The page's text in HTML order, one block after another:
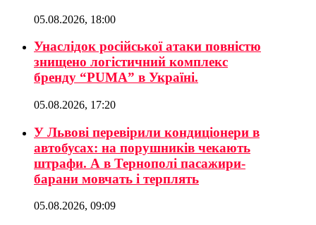
05.08.2026, 18:00
Унаслідок російської атаки повністю
знищено логістичний комплекс
бренду “PUMA” в Україні.
05.08.2026, 17:20
У Львові перевірили кондиціонери в
автобусах: на порушників чекають
штрафи. А в Тернополі пасажири-
барани мовчать і терплять
05.08.2026, 09:09